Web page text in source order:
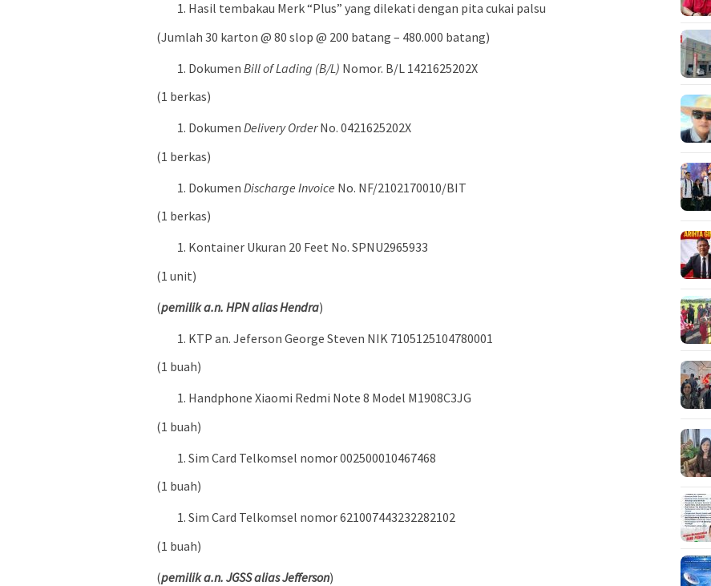
Hasil tembakau Merk “Plus” yang dilekati dengan pita cukai palsu
(Jumlah 30 karton @ 80 slop @ 200 batang – 480.000 batang)
Dokumen Bill of Lading (B/L) Nomor. B/L 1421625202X
(1 berkas)
Dokumen Delivery OrderNo. 0421625202X
(1 berkas)
Dokumen Discharge Invoice No. NF/2102170010/BIT
(1 berkas)
Kontainer Ukuran 20 Feet No. SPNU2965933
(1 unit)
(pemilik a.n. HPN alias Hendra)
KTP an. Jeferson George Steven NIK 7105125104780001
(1 buah)
Handphone Xiaomi Redmi Note 8 Model M1908C3JG
(1 buah)
Sim Card Telkomsel nomor 002500010467468
(1 buah)
Sim Card Telkomsel nomor 621007443232282102
(1 buah)
(pemilik a.n. JGSS alias Jefferson)